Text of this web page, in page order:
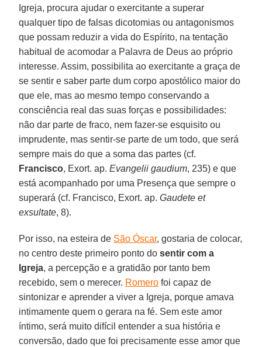
Igreja, procura ajudar o exercitante a superar
qualquer tipo de falsas dicotomias ou antagonismos
que possam reduzir a vida do Espírito, na tentação
habitual de acomodar a Palavra de Deus ao próprio
interesse. Assim, possibilita ao exercitante a graça de
se sentir e saber parte dum corpo apostólico maior do
que ele, mas ao mesmo tempo conservando a
consciência real das suas forças e possibilidades:
não dar parte de fraco, nem fazer-se esquisito ou
imprudente, mas sentir-se parte de um todo, que será
sempre mais do que a soma das partes (cf.
Francisco, Exort. ap.Evangelii gaudium, 235) e que
está acompanhado por uma Presença que sempre o
superará (cf. Francisco, Exort. ap.Gaudete et
exsultate, 8).
Por isso, na esteira de São Óscar, gostaria de colocar,
no centro deste primeiro ponto do sentir com a
Igreja, a percepção e a gratidão por tanto bem
recebido, sem o merecer. Romero foi capaz de
sintonizar e aprender a viver a Igreja, porque amava
intimamente quem o gerara na fé. Sem este amor
íntimo, será muito difícil entender a sua história e
conversão, dado que foi precisamente esse amor que